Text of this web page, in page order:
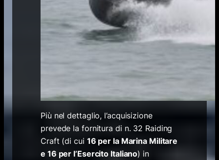
Più nel dettaglio, l’acquisizione
prevede la fornitura di n. 32 Raiding
Craft (di cui 16 per la Marina Militare
e 16 per l’Esercito Italiano) in